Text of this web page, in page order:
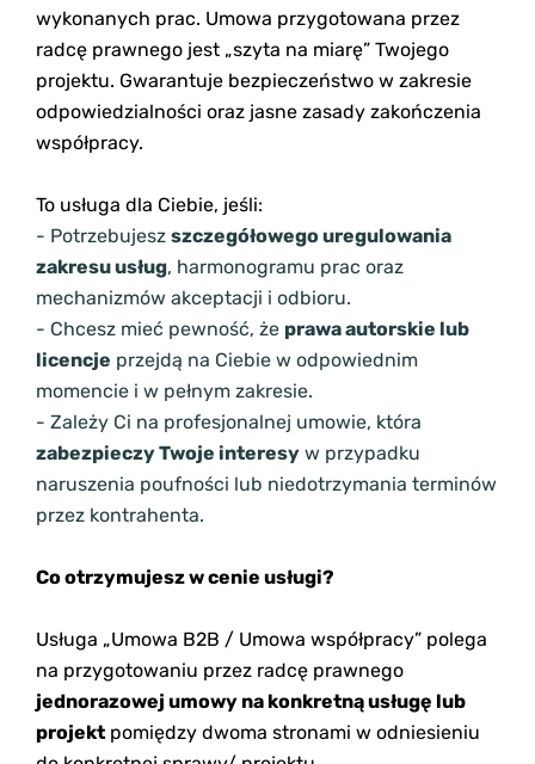
wykonanych prac. Umowa przygotowana przez
radcę prawnego jest „szyta na miarę” Twojego
projektu. Gwarantuje bezpieczeństwo w zakresie
odpowiedzialności oraz jasne zasady zakończenia
współpracy.
To usługa dla Ciebie, jeśli:
- Potrzebujesz szczegółowego uregulowania
zakresu usług, harmonogramu prac oraz
mechanizmów akceptacji i odbioru.
- Chcesz mieć pewność, że prawa autorskie lub
licencje przejdą na Ciebie w odpowiednim
momencie i w pełnym zakresie.
- Zależy Ci na profesjonalnej umowie, która
zabezpieczy Twoje interesy w przypadku
naruszenia poufności lub niedotrzymania terminów
przez kontrahenta.
Co otrzymujesz w cenie usługi?
Usługa „Umowa B2B / Umowa współpracy” polega
na przygotowaniu przez radcę prawnego
jednorazowej umowy na konkretną usługę lub
projekt pomiędzy dwoma stronami w odniesieniu